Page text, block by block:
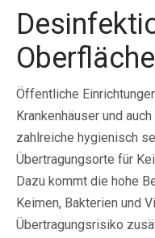
Öffentliche
Krankenhäuser und
zahlreiche hygienisch
Übertragungsorte für
Dazu kommt die hohe
Keimen, Bakterien und
Übertragungsrisiko